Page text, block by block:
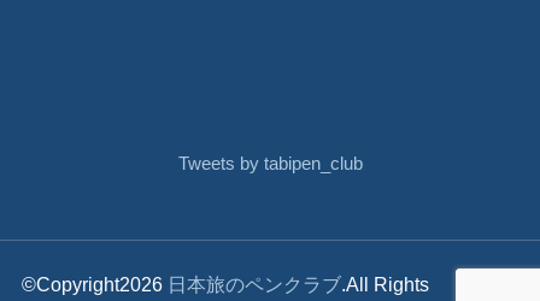
Tweets by tabipen_club
©Copyright2026 日本旅のペンクラブ.All Rights